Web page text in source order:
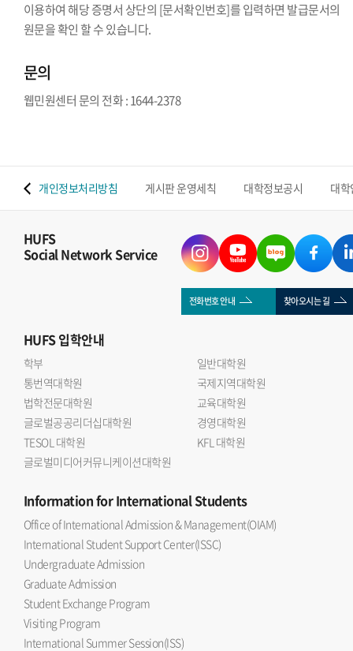
이용하여 해당 증명서 상단의 [문서확인번호]를 입력하면 발급문서의
원문을 확인 할 수 있습니다.
문의
웹민원센터 문의 전화 : 1644-2378
개인정보처리방침 게시판 운영세칙 대학정보공시 대
HUFS
Social Network Service
전화번호 안내 찾아오시는 길
HUFS입학안내
학부
일반대학원
통번역대학원
국제지역대학원
법학전문대학원
교육대학원
글로벌공공리더십대학원
경영대학원
TESOL 대학원
KFL 대학원
글로벌미디어커뮤니케이션대학원
Informationfor International Students
Office of International Admission & Management(OIAM)
International Student Support Center(ISSC)
Undergraduate Admission
Graduate Admission
Student Exchange Program
Visiting Program
International Summer Session(ISS)